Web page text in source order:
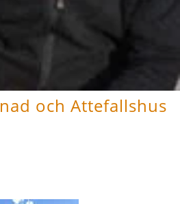
och Attefallshus